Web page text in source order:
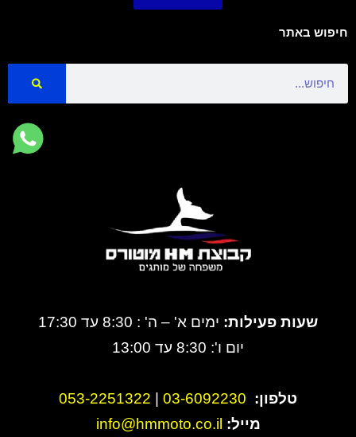
חיפוש באתר
שעות פעילות: ימים א' – ה' : 8:30 עד 17:30
יום ו': 8:30 עד 13:00
טלפון: 03-6092230
|
053-2251322
מייל: info@hmmoto.co.il